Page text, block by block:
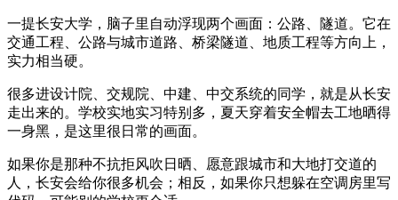
一提长安大学，脑子里自动浮现两个画面：公路、隧道。它在
交通工程、公路与城市道路、桥梁隧道、地质工程等方向上，
实力相当硬。
很多进设计院、交规院、中建、中交系统的同学，就是从长安
走出来的。学校实地实习特别多，夏天穿着安全帽去工地晒得
一身黑，是这里很日常的画面。
如果你是那种不抗拒风吹日晒、愿意跟城市和大地打交道的
人，长安会给你很多机会；相反，如果你只想躲在空调房里写